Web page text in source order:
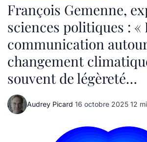
François Gemenne,
sciences politiques : «
communication
changement
souvent de légèreté…
Audrey Picard·16 octobre 2025·12